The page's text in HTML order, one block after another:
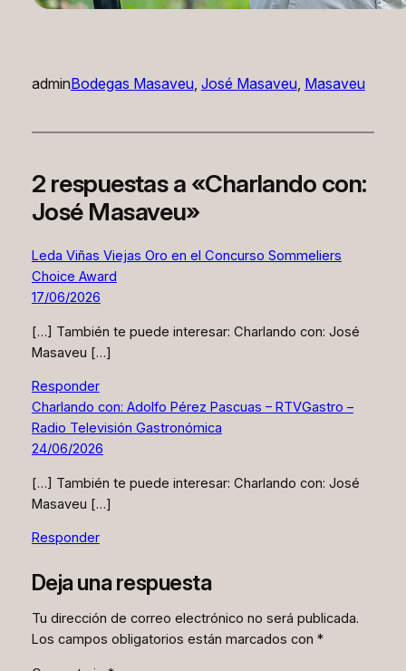
adminBodegas Masaveu, José Masaveu, Masaveu
2 respuestas a «Charlando con:
José Masaveu»
Leda Viñas Viejas Oro en el Concurso Sommeliers
Choice Award
17/06/2026
[…] También te puede interesar: Charlando con: José
Masaveu […]
Responder
Charlando con: Adolfo Pérez Pascuas – RTVGastro –
Radio Televisión Gastronómica
24/06/2026
[…] También te puede interesar: Charlando con: José
Masaveu […]
Responder
Deja una respuesta
Tu dirección de correo electrónico no será publicada.
Los campos obligatorios están marcados con *